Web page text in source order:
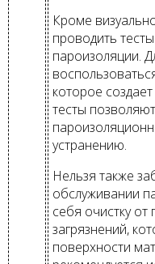
Кроме
проводить
пароизоляции.
которое
тесты
устранению.
Нельзя также
обслуживании
себя очистку от
загрязнений,
поверхности